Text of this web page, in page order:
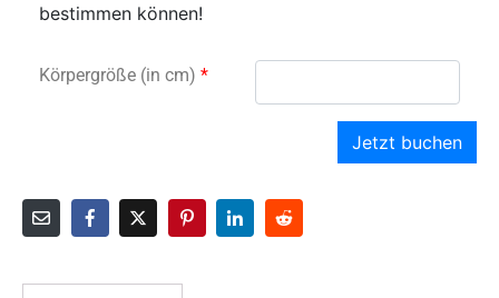
bestimmen können!
Körpergröße (in cm) *
Jetzt buchen